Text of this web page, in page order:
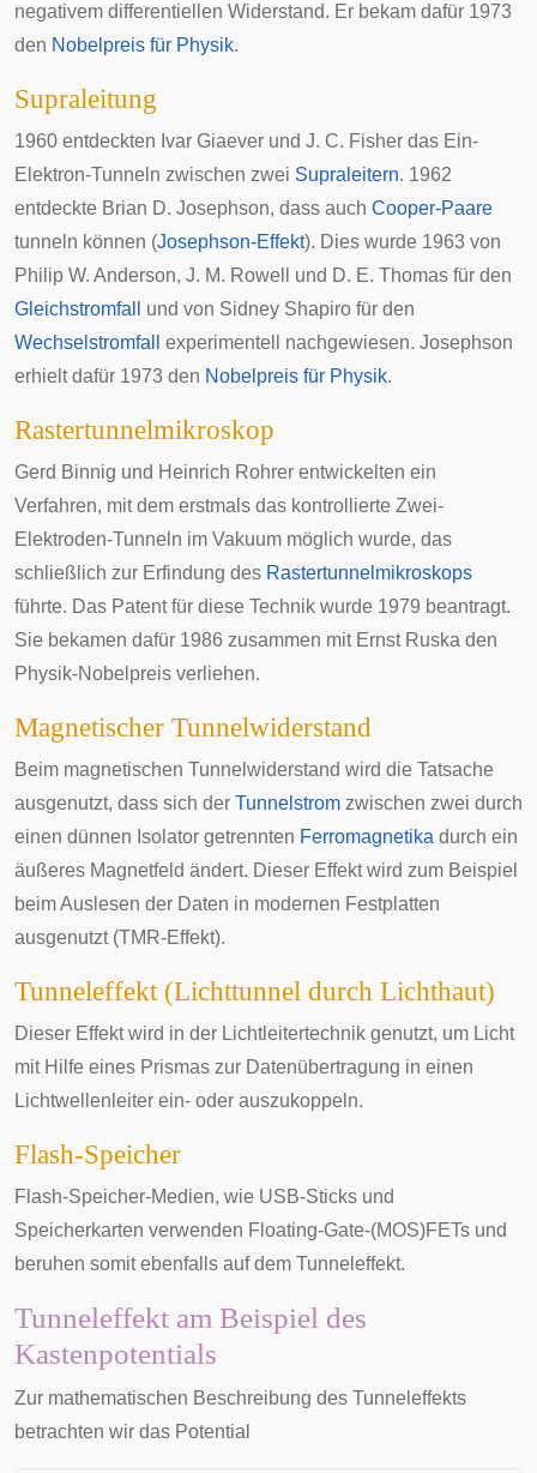
negativem differentiellen Widerstand. Er bekam dafür 1973
den Nobelpreis für Physik.
Supraleitung
1960 entdeckten Ivar Giaever und J. C. Fisher das Ein-
Elektron-Tunneln zwischen zwei Supraleitern. 1962
entdeckte Brian D. Josephson, dass auch Cooper-Paare
tunneln können (Josephson-Effekt). Dies wurde 1963 von
Philip W. Anderson, J. M. Rowell und D. E. Thomas für den
Gleichstromfall
und von Sidney Shapiro für den
Wechselstromfall
experimentell nachgewiesen. Josephson
erhielt dafür 1973 den Nobelpreis für Physik.
Rastertunnelmikroskop
Gerd Binnig und Heinrich Rohrer entwickelten ein
Verfahren, mit dem erstmals das kontrollierte Zwei-
Elektroden-Tunneln im Vakuum möglich wurde, das
schließlich zur Erfindung des Rastertunnelmikroskops
führte. Das Patent für diese Technik wurde 1979 beantragt.
Sie bekamen dafür 1986 zusammen mit Ernst Ruska den
Physik-Nobelpreis verliehen.
Magnetischer Tunnelwiderstand
Beim magnetischen Tunnelwiderstand wird die Tatsache
ausgenutzt, dass sich der Tunnelstrom zwischen zwei durch
einen dünnen Isolator getrennten Ferromagnetika durch ein
äußeres Magnetfeld ändert. Dieser Effekt wird zum Beispiel
beim Auslesen der Daten in modernen Festplatten
ausgenutzt (TMR-Effekt).
Tunneleffekt (Lichttunnel durch Lichthaut)
Dieser Effekt wird in der Lichtleitertechnik genutzt, um Licht
mit Hilfe eines Prismas zur Datenübertragung in einen
Lichtwellenleiter ein- oder auszukoppeln.
Flash-Speicher
Flash-Speicher-Medien, wie USB-Sticks und
Speicherkarten verwenden Floating-Gate-(MOS)FETs und
beruhen somit ebenfalls auf dem Tunneleffekt.
Tunneleffekt am Beispiel des
Kastenpotentials
Zur mathematischen Beschreibung des Tunneleffekts
betrachten wir das Potential